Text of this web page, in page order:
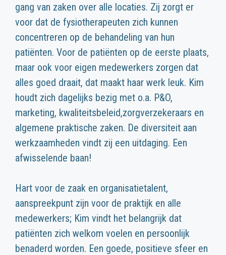
gang van zaken over alle locaties. Zij zorgt er
voor dat de fysiotherapeuten zich kunnen
concentreren op de behandeling van hun
patiënten. Voor de patiënten op de eerste plaats,
maar ook voor eigen medewerkers zorgen dat
alles goed draait, dat maakt haar werk leuk. Kim
houdt zich dagelijks bezig met o.a. P&O,
marketing, kwaliteitsbeleid,zorgverzekeraars en
algemene praktische zaken. De diversiteit aan
werkzaamheden vindt zij een uitdaging. Een
afwisselende baan!
Hart voor de zaak en organisatietalent,
aanspreekpunt zijn voor de praktijk en alle
medewerkers; Kim vindt het belangrijk dat
patiënten zich welkom voelen en persoonlijk
benaderd worden. Een goede, positieve sfeer en